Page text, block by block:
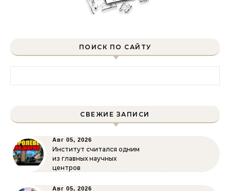
ПОИСК ПО САЙТУ
СВЕЖИЕ ЗАПИСИ
Авг 05, 2026
Институт считался одним
из главных научных
центров
Авг 05, 2026